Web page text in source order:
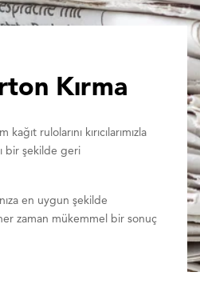
Kırma
rulolarını kırıcılarımızla
bir şekilde geri
en uygun şekilde
zaman mükemmel bir sonuç